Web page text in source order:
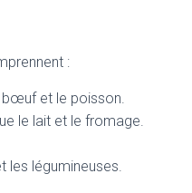
:
bœuf et le poisson.
le lait et le fromage.
les légumineuses.